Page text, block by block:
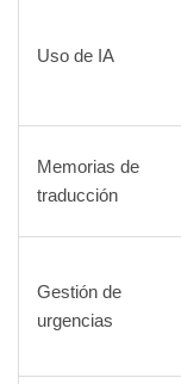
Uso de IA
Memorias de
traducción
Gestión de
urgencias